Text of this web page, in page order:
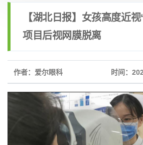
【湖北日报】女孩高度近
项目后视网膜脱离
作者：爱尔眼科 时间：